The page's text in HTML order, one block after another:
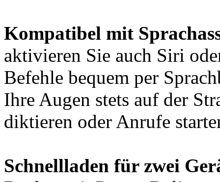
Kompatibel mit
aktivieren Sie auch Siri
Befehle bequem per
Ihre Augen stets auf der
diktieren oder Anrufe
Schnellladen für zwei